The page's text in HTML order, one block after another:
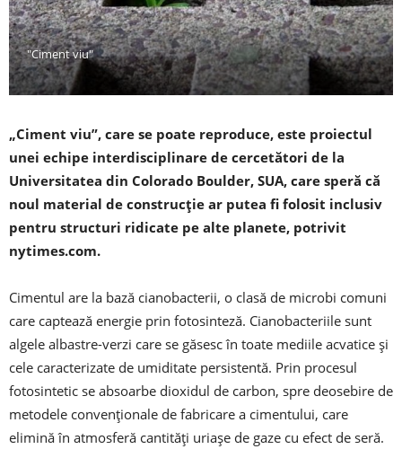
"Ciment viu"
„Ciment viu”, care se poate reproduce, este proiectul
unei echipe interdisciplinare de cercetători de la
Universitatea din Colorado Boulder, SUA, care speră că
noul material de construcţie ar putea fi folosit inclusiv
pentru structuri ridicate pe alte planete, potrivit
nytimes.com.
Cimentul are la bază cianobacterii, o clasă de microbi comuni
care captează energie prin fotosinteză. Cianobacteriile sunt
algele albastre-verzi care se găsesc în toate mediile acvatice şi
cele caracterizate de umiditate persistentă. Prin procesul
fotosintetic se absoarbe dioxidul de carbon, spre deosebire de
metodele convenţionale de fabricare a cimentului, care
elimină în atmosferă cantităţi uriaşe de gaze cu efect de seră.